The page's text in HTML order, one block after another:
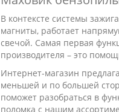
В контексте системы
магниты, работает
свечой. Самая первая
производителя – это
Интернет-магазин
меньшей и по большей
поможет разобраться в
поломка с нашим